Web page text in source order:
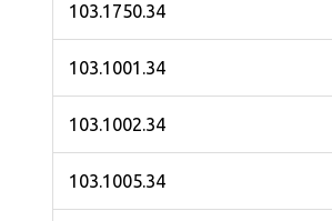
103.1750.34
103.1001.34
103.1002.34
103.1005.34